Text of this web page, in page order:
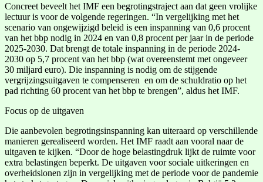
Concreet beveelt het IMF een begrotingstraject aan dat geen vrolijke
lectuur is voor de volgende regeringen. “In vergelijking met het
scenario van ongewijzigd beleid is een inspanning van 0,6 procent
van het bbp nodig in 2024 en van 0,8 procent per jaar in de periode
2025-2030. Dat brengt de totale inspanning in de periode 2024-
2030 op 5,7 procent van het bbp (wat overeenstemt met ongeveer
30 miljard euro). Die inspanning is nodig om de stijgende
vergrijzingsuitgaven te compenseren en om de schuldratio op het
pad richting 60 procent van het bbp te brengen”, aldus het IMF.
Focus op de uitgaven
Die aanbevolen begrotingsinspanning kan uiteraard op verschillende
manieren gerealiseerd worden. Het IMF raadt aan vooral naar de
uitgaven te kijken. “Door de hoge belastingdruk lijkt de ruimte voor
extra belastingen beperkt. De uitgaven voor sociale uitkeringen en
overheidslonen zijn in vergelijking met de periode voor de pandemie